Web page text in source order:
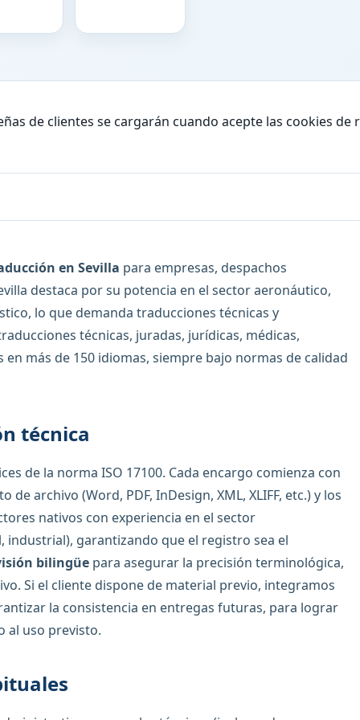
de clientes se cargarán cuando acepte las cookies de
en Sevilla para empresas, despachos
destaca por su potencia en el sector aeronáutico,
lo que demanda traducciones técnicas y
técnicas, juradas, jurídicas, médicas,
más de 150 idiomas, siempre bajo normas de calidad
técnica
de la norma ISO 17100. Cada encargo comienza con
archivo (Word, PDF, InDesign, XML, XLIFF, etc.) y los
nativos con experiencia en el sector
garantizando que el registro sea el
bilingüe para asegurar la precisión terminológica,
Si el cliente dispone de material previo, integramos
la consistencia en entregas futuras, para lograr
al uso previsto.